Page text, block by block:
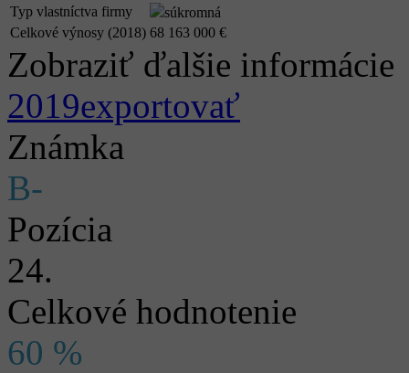
Typ vlastníctva firmy
súkromná
Celkové výnosy (2018) 68 163 000 €
Zobraziť ďalšie informácie
2019exportovať
Známka
B-
Pozícia
24.
Celkové hodnotenie
60 %